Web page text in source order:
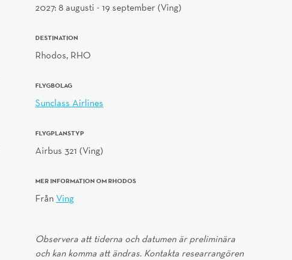
2027: 8 augusti - 19 september (Ving)
DESTINATION
Rhodos, RHO
FLYGBOLAG
Sunclass Airlines
FLYGPLANSTYP
Airbus 321 (Ving)
MER INFORMATION OM RHODOS
FrånVing
Observera att tiderna och datumen är preliminära
och kan komma att ändras. Kontakta researrangören